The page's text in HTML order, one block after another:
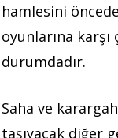
hamlesini
oyunlarına
durumdadır.
Saha ve
taşıyacak diğer